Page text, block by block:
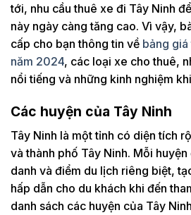
tới, nhu cầu thuê xe đi Tây Ninh
này ngày càng tăng cao. Vì vậy,
cấp cho bạn thông tin về bảng
năm 2024, các loại xe cho thuê,
nổi tiếng và những kinh nghiệm
Các huyện của Tây Ninh
Tây Ninh là một tỉnh có diện tích
và thành phố Tây Ninh. Mỗi
danh và điểm du lịch riêng biệt,
hấp dẫn cho du khách khi đến
danh sách các huyện của Tây